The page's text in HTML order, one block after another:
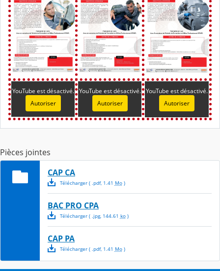
YouTube est désactivé.
Autoriser
YouTube est désactivé.
Autoriser
YouTube est désactivé.
Autoriser
Pièces jointes
CAP CA
Télécharger( .pdf, 1.41 Mo)
BAC PRO CPA
Télécharger( .jpg, 144.61 ko)
CAP PA
Télécharger( .pdf, 1.41 Mo)